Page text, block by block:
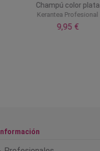
Champú color plata
Kerantea Profesional
9,95 €
Información